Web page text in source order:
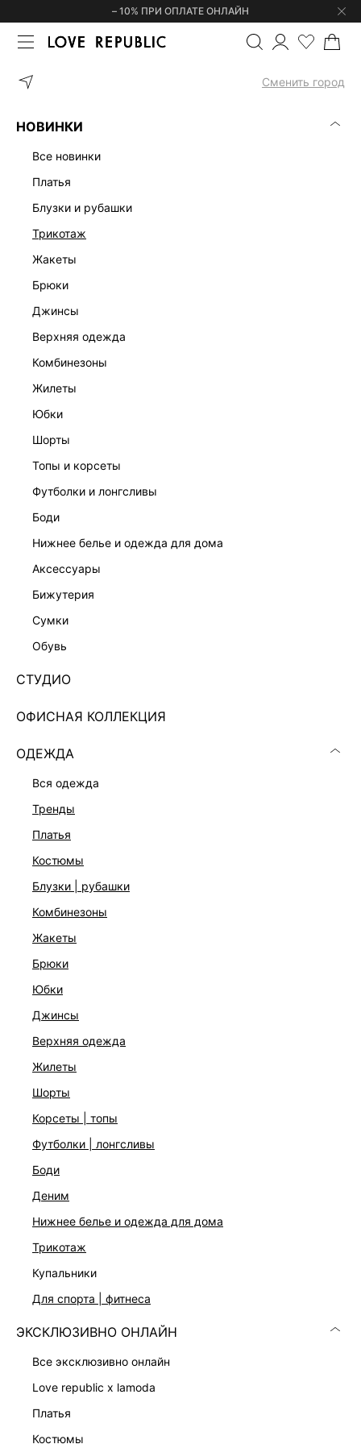
– 10% ПРИ ОПЛАТЕ ОНЛАЙН
Сменить город
НОВИНКИ
все новинки
платья
блузки и рубашки
трикотаж
жакеты
брюки
джинсы
верхняя одежда
комбинезоны
жилеты
юбки
шорты
топы и корсеты
футболки и лонгсливы
боди
нижнее белье и одежда для дома
аксессуары
бижутерия
сумки
обувь
СТУДИО
ОФИСНАЯ КОЛЛЕКЦИЯ
ОДЕЖДА
вся одежда
тренды
платья
костюмы
блузки | рубашки
комбинезоны
жакеты
брюки
юбки
джинсы
верхняя одежда
жилеты
шорты
корсеты | топы
футболки | лонгсливы
боди
деним
нижнее белье и одежда для дома
трикотаж
купальники
для спорта | фитнеса
ЭКСКЛЮЗИВНО ОНЛАЙН
все эксклюзивно онлайн
love republic x lamoda
платья
костюмы
ГЛАВНАЯ САРАФАН МИДИ ИЗ ХЛОПКА
ЭКСКЛЮЗИВНО ОНЛАЙН
САРАФАН МИДИ ИЗ ХЛОПКА 5255612513-62
Нет в наличии
ЦВЕТ:БЕЖЕВЫЙ
РАЗМЕР
65% хлопок, 32% полиамид, 3% эластан, Подкладка: 93%
полиэстер, Подкладка: 7% эластан
Уход за изделием:
Бережная стирка при максимальной температуре 30ºС, Не
отбеливать, Машинная сушка запрещена, Глажение при
вывернутым наизнанку, Стирать с изделиями похожих
цветов
Описание
Подробные условия доставки и возврата
КАТАЛОГ
КОМПАНИЯ
КЛИЕНТАМ